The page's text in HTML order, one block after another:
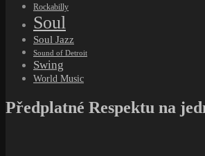
Rockabilly
Soul
Soul Jazz
Sound of Detroit
Swing
World Music
Předplatné Respektu na